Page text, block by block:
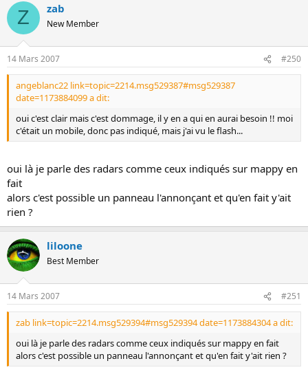
Z zab
New Member
14 Mars 2007 #250
angeblanc22 link=topic=2214.msg529387#msg529387
date=1173884099 a dit:
oui c'est clair mais c'est dommage, il y en a qui en aurai besoin !! moi
c'était un mobile, donc pas indiqué, mais j'ai vu le flash...
oui là je parle des radars comme ceux indiqués sur mappy en
fait
alors c'est possible un panneau l'annonçant et qu'en fait y'ait
rien ?
liloone
Best Member
14 Mars 2007 #251
zab link=topic=2214.msg529394#msg529394 date=1173884304 a dit:
oui là je parle des radars comme ceux indiqués sur mappy en fait
alors c'est possible un panneau l'annonçant et qu'en fait y'ait rien ?